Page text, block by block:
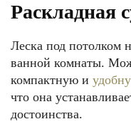
Раскладная
Леска под потолком
ванной комнаты.
компактную и
что она
достоинства.